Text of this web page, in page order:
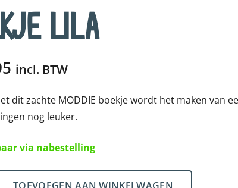
LILA
incl. BTW
dit zachte MODDIE boekje wordt het maken van
nog leuker.
via nabestelling